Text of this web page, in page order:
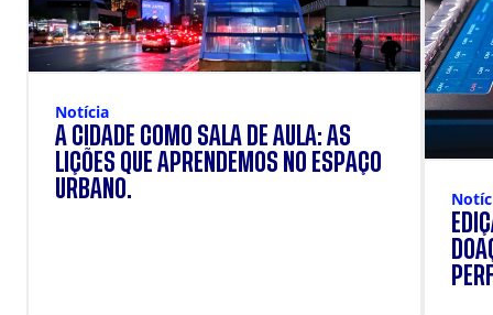
Notícia
A CIDADE COMO SALA DE AULA: AS
LIÇÕES QUE APRENDEMOS NO ESPAÇO
URBANO.